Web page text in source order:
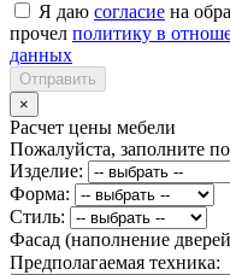
Я даю согласие на
прочел политику в
данных
Отправить
×
Расчет цены мебели
Пожалуйста, заполните
Изделие:
Форма:
Стиль:
Фасад (наполнение
Предполагаемая техника: